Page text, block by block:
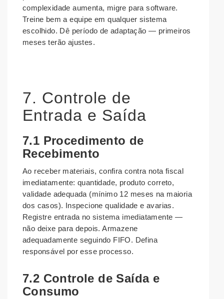
complexidade aumenta, migre para software.
Treine bem a equipe em qualquer sistema
escolhido. Dê período de adaptação — primeiros
meses terão ajustes.
7. Controle de
Entrada e Saída
7.1 Procedimento de
Recebimento
Ao receber materiais, confira contra nota fiscal
imediatamente: quantidade, produto correto,
validade adequada (mínimo 12 meses na maioria
dos casos). Inspecione qualidade e avarias.
Registre entrada no sistema imediatamente —
não deixe para depois. Armazene
adequadamente seguindo FIFO. Defina
responsável por esse processo.
7.2 Controle de Saída e
Consumo